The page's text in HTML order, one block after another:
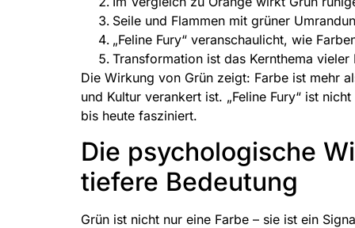
Seile und Flammen mit grüner
„Feline Fury“ veranschaulicht, wie
Transformation ist das Kernthema
Die Wirkung von Grün zeigt: Farbe ist mehr
und Kultur verankert ist. „Feline Fury“ ist
bis heute fasziniert.
Die psychologische
tiefere Bedeutung
Grün ist nicht nur eine Farbe – sie ist ein